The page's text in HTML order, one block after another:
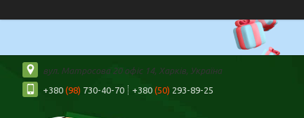
вул. Матросова 20 офіс 14, Харків, Україна
+380 (98) 730-40-70 +380 (50) 293-89-25